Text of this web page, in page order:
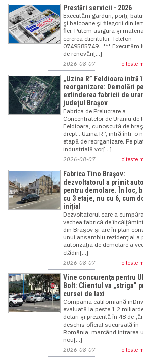
Prestări servicii - 2026
Executăm garduri, porţi,
şi balcoane şi filegorii din
fier. Putem asigura şi
cererea clientului. Telefon
0749585749. *** Executăm
de renovări[...]
2026-08-07 citeste
„Uzina R” Feldioara intră
reorganizare: Demolări
extinderea fabricii de
judeţul Braşov
Fabrica de Prelucrare a
Concentratelor de Uraniu de
Feldioara, cunoscută de
drept „Uzina R”, intră într-o
etapă de reorganizare. Pe
industrială vor[...]
2026-08-07 citeste
Fabrica Tino Braşov:
dezvoltatorul a primit
pentru demolare. În loc,
cu 3 etaje, nu cu 6, cum
iniţial
Dezvoltatorul care a
vechea fabrică de
din Braşov şi are în plan
unui ansamblu rezidenţial a
autorizaţia de demolare a
clădiri[...]
2026-08-07 citeste
Vine concurenţa pentru
Bolt: Clientul va „striga”
cursei de taxi
Compania californiană
evaluată la peste 1,2
dolari şi prezentă în 48 de
deschis oficial sucursală în
România, marcând intrarea
nou[...]
2026-08-07 citeste